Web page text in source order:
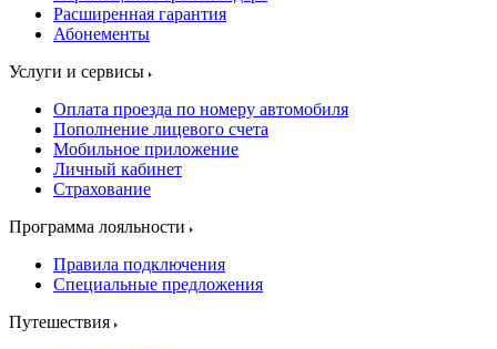
Расширенная гарантия
Абонементы
Услуги и сервисы
Оплата проезда по номеру автомобиля
Пополнение лицевого счета
Мобильное приложение
Личный кабинет
Страхование
Программа лояльности
Правила подключения
Специальные предложения
Путешествия